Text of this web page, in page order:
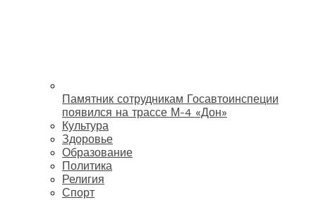
Памятник сотрудникам Госавтоинспеции
появился на трассе М-4 «Дон»
Культура
Здоровье
Образование
Политика
Религия
Спорт